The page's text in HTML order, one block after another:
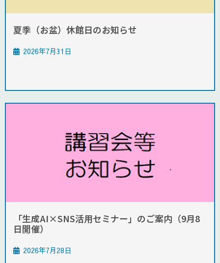
夏季（お盆）休館日のお知らせ
2026年7月31日
「生成AI×SNS活用セミナー」のご案内（9月8
日開催）
2026年7月28日